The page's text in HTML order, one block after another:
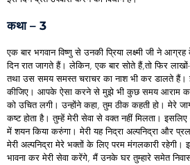
कथा – 3
एक बार भगवान विष्णु से उनकी प्रिया लक्ष्मी जी ने
दिन रात जागते हैं। लेकिन, एक बार सोते हैं,तो फिर
तथा उस समय समस्त चराचर का नाश भी कर डालते हैं।
कीजिए। आपके ऐसा करने से मुझे भी कुछ समय आराम का
को उचित लगी। उन्होंने कहा, तुम ठीक कहती हो। मेरे
कष्ट होता है। तुम्हें मेरी सेवा से वक्त नहीं मिलता।
में शयन किया करुंगा। मेरी यह निद्रा अल्पनिद्रा और
मेरी अल्पनिद्रा मेरे भक्तों के लिए परम मंगलकारी
भावना कर मेरी सेवा करेंगे, मैं उनके घर तुम्हारे समेत